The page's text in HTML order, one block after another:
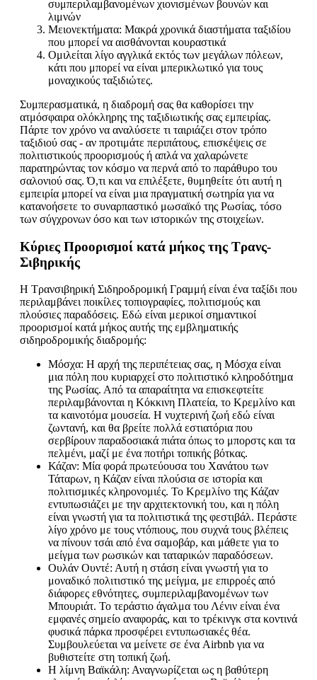
συμπεριλαμβανομένων χιονισμένων βουνών και
λιμνών
Μειονεκτήματα: Μακρά χρονικά διαστήματα ταξιδίου
που μπορεί να αισθάνονται κουραστικά
Ομιλείται λίγο αγγλικά εκτός των μεγάλων πόλεων,
κάτι που μπορεί να είναι μπερικλωτικό για τους
μοναχικούς ταξιδιώτες.
Συμπερασματικά, η διαδρομή σας θα καθορίσει την
ατμόσφαιρα ολόκληρης της ταξιδιωτικής σας εμπειρίας.
Πάρτε τον χρόνο να αναλύσετε τι ταιριάζει στον τρόπο
ταξιδιού σας - αν προτιμάτε περιπάτους, επισκέψεις σε
πολιτιστικούς προορισμούς ή απλά να χαλαρώνετε
παρατηρώντας τον κόσμο να περνά από το παράθυρο του
σαλονιού σας. Ό,τι και να επιλέξετε, θυμηθείτε ότι αυτή η
εμπειρία μπορεί να είναι μια πραγματική σωτηρία για να
κατανοήσετε το συναρπαστικό μωσαϊκό της Ρωσίας, τόσο
των σύγχρονων όσο και των ιστορικών της στοιχείων.
Κύριες Προορισμοί κατά μήκος της Τρανς-
Σιβηρικής
Η Τρανσιβηρική Σιδηροδρομική Γραμμή είναι ένα ταξίδι που
περιλαμβάνει ποικίλες τοπιογραφίες, πολιτισμούς και
πλούσιες παραδόσεις. Εδώ είναι μερικοί σημαντικοί
προορισμοί κατά μήκος αυτής της εμβληματικής
σιδηροδρομικής διαδρομής:
Μόσχα: Η αρχή της περιπέτειας σας, η Μόσχα είναι
μια πόλη που κυριαρχεί στο πολιτιστικό κληροδότημα
της Ρωσίας. Από τα απαραίτητα να επισκεφτείτε
περιλαμβάνονται η Κόκκινη Πλατεία, το Κρεμλίνο και
τα καινοτόμα μουσεία. Η νυχτερινή ζωή εδώ είναι
ζωντανή, και θα βρείτε πολλά εστιατόρια που
σερβίρουν παραδοσιακά πιάτα όπως το μπορστς και τα
πελμένι, μαζί με ένα ποτήρι τοπικής βότκας.
Κάζαν: Μία φορά πρωτεύουσα του Χανάτου των
Τάταρων, η Κάζαν είναι πλούσια σε ιστορία και
πολιτισμικές κληρονομιές. Το Κρεμλίνο της Κάζαν
εντυπωσιάζει με την αρχιτεκτονική του, και η πόλη
είναι γνωστή για τα πολιτιστικά της φεστιβάλ. Περάστε
λίγο χρόνο με τους ντόπιους, που συχνά τους βλέπεις
να πίνουν τσάι από ένα σαμοβάρ, και μάθετε για το
μείγμα των ρωσικών και ταταρικών παραδόσεων.
Ουλάν Ουντέ: Αυτή η στάση είναι γνωστή για το
μοναδικό πολιτιστικό της μείγμα, με επιρροές από
διάφορες εθνότητες, συμπεριλαμβανομένων των
Μπουριάτ. Το τεράστιο άγαλμα του Λένιν είναι ένα
εμφανές σημείο αναφοράς, και το τρέκινγκ στα κοντινά
φυσικά πάρκα προσφέρει εντυπωσιακές θέα.
Συμβουλεύεται να μείνετε σε ένα Airbnb για να
βυθιστείτε στη τοπική ζωή.
Η λίμνη Βαϊκάλη: Αναγνωρίζεται ως η βαθύτερη